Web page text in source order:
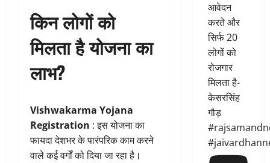
किन लोगों को
मिलता है योजना का
लाभ?
Vishwakarma Yojana
Registration : इस योजना का
फायदा देशभर के पारंपरिक काम करने
वाले कई वर्गों को दिया जा रहा है।
आवेदन
करते और
सिर्फ 20
लोगों को
रोजगार
मिलता है-
केसरसिंह
गौड़